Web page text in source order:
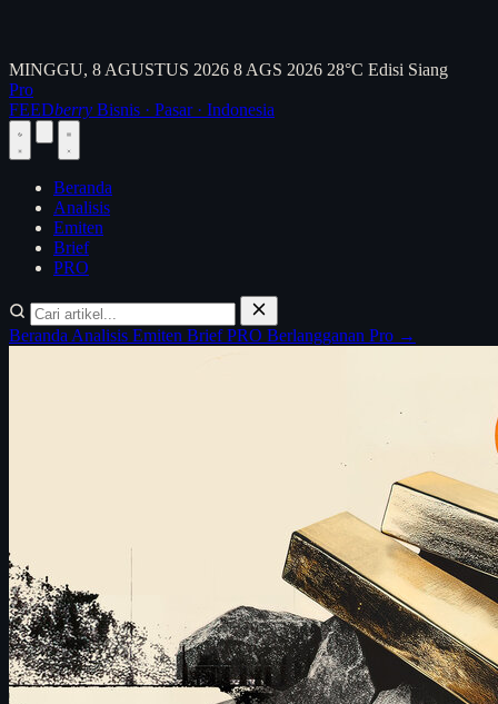
MINGGU, 8 AGUSTUS 2026 8 AGS 2026 28°C Edisi Siang
Pro
FEEDberry Bisnis · Pasar · Indonesia
Beranda
Analisis
Emiten
Brief
PRO
Beranda Analisis Emiten BriefPRO Berlangganan Pro →